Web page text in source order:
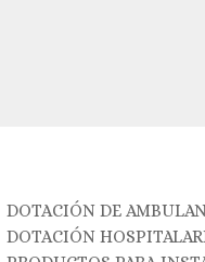
DOTACIÓN DE
DOTACIÓN